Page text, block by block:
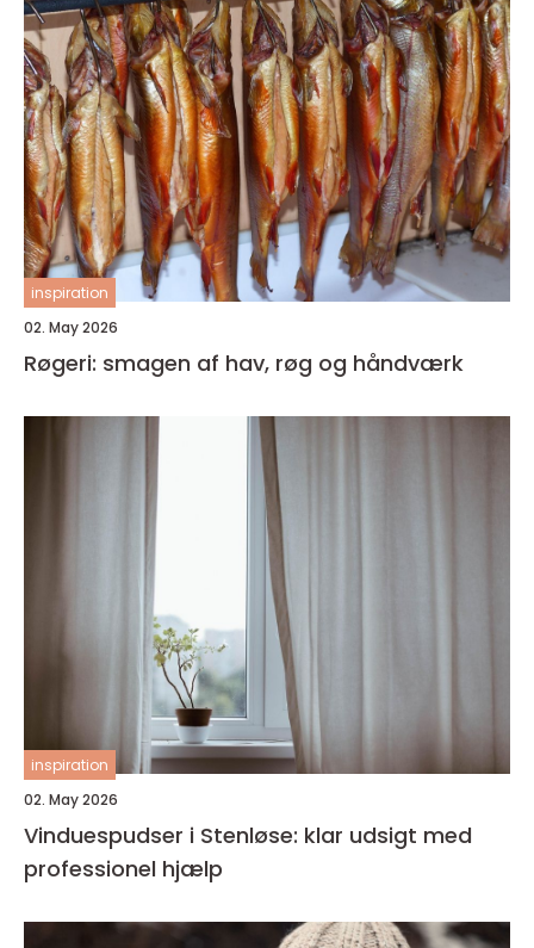
inspiration
02. May 2026
Røgeri: smagen af hav, røg og håndværk
inspiration
02. May 2026
Vinduespudser i Stenløse: klar udsigt med
professionel hjælp